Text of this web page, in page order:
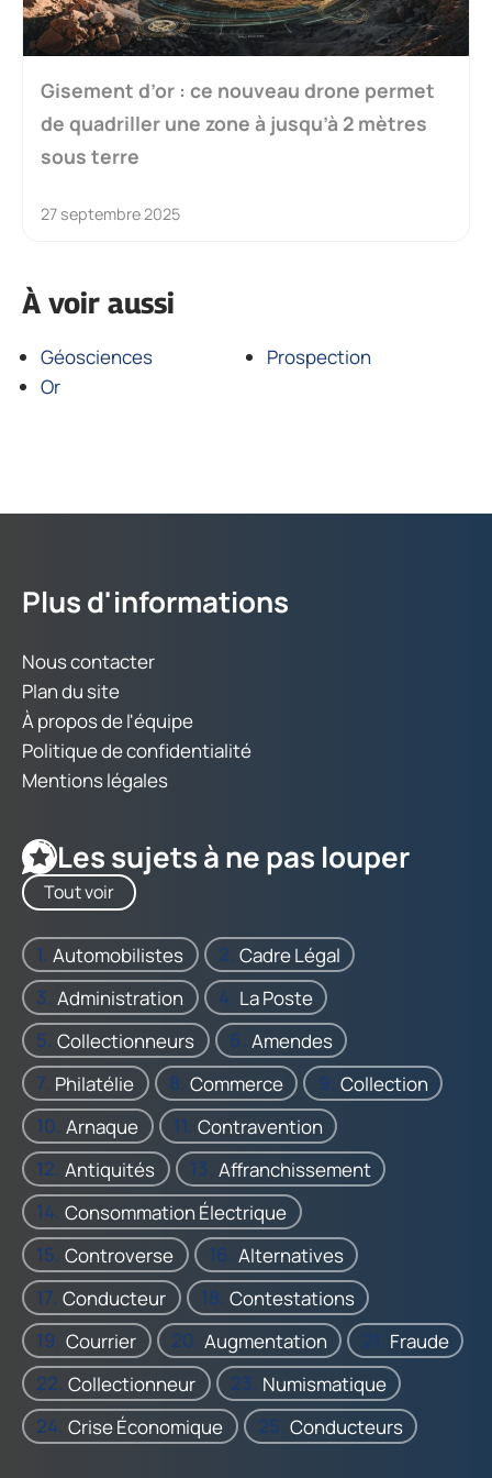
Gisement d’or : ce nouveau drone permet
de quadriller une zone à jusqu’à 2 mètres
sous terre
27 septembre 2025
À voir aussi
Géosciences
Or
Prospection
Plus d'informations
Nous contacter
Plan du site
À propos de l'équipe
Politique de confidentialité
Mentions légales
Les sujets à ne pas louper
Tout voir
Automobilistes
Cadre Légal
Administration
La Poste
Collectionneurs
Amendes
Philatélie
Commerce
Collection
Arnaque
Contravention
Antiquités
Affranchissement
Consommation Électrique
Controverse
Alternatives
Conducteur
Contestations
Courrier
Augmentation
Fraude
Collectionneur
Numismatique
Crise Économique
Conducteurs